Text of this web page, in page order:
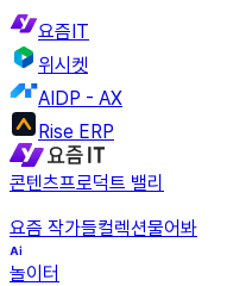
요즘IT
위시켓
AIDP - AX
Rise ERP
콘텐츠프로덕트 밸리
요즘 작가들컬렉션물어봐
놀이터